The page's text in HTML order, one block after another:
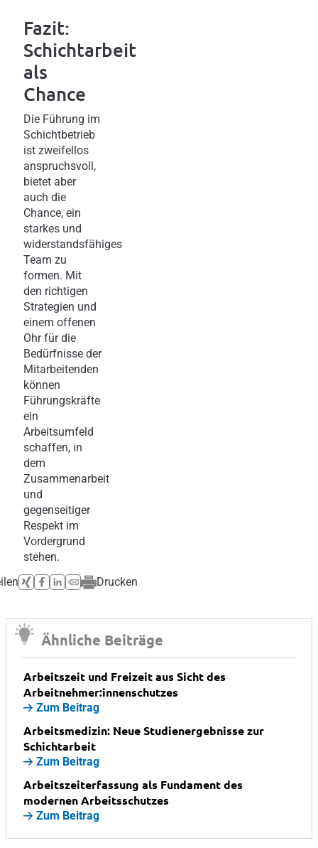
Fazit:
Schichtarbeit
als
Chance
Die Führung im
Schichtbetrieb
ist zweifellos
anspruchsvoll,
bietet aber
auch die
Chance, ein
starkes und
widerstandsfähiges
Team zu
formen. Mit
den richtigen
Strategien und
einem offenen
Ohr für die
Bedürfnisse der
Mitarbeitenden
können
Führungskräfte
ein
Arbeitsumfeld
schaffen, in
dem
Zusammenarbeit
und
gegenseitiger
Respekt im
Vordergrund
stehen.
Drucken
Ähnliche Beiträge
Arbeitszeit und Freizeit aus Sicht des
Arbeitnehmer:innenschutzes
Zum Beitrag
Arbeitsmedizin: Neue Studienergebnisse zur
Schichtarbeit
Zum Beitrag
Arbeitszeiterfassung als Fundament des
modernen Arbeitsschutzes
Zum Beitrag